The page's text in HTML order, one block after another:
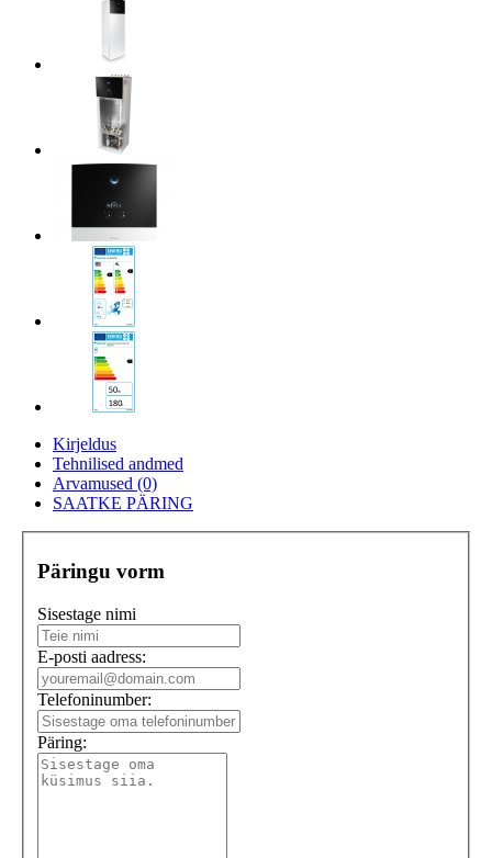
Kirjeldus
Tehnilised andmed
Arvamused (0)
SAATKE PÄRING
Päringu vorm
Sisestage nimi
E-posti aadress:
Telefoninumber:
Päring: